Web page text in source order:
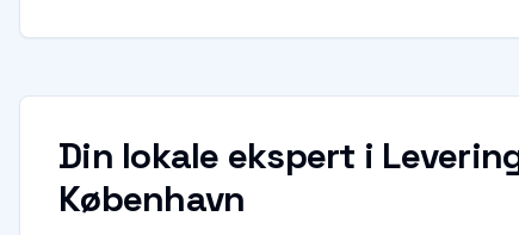
Din lokale ekspert i
København